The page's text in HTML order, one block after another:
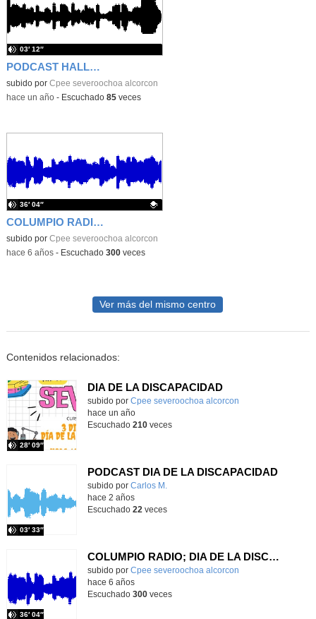
PODCAST HALLOWEEN 2024
subido por Cpee severoochoa alcorcon
03′ 12″
-hace un año- Escuchado 85veces
COLUMPIO RADIO; DIA DE LA DISCAPACIDAD
Contenido educativo.
subido por Cpee severoochoa alcorcon
36′ 04″
-hace 6 años- Escuchado 300veces
Ver más del mismo centro
Contenidos relacionados:
DIA DE LA DISCAPACIDAD
subido por Cpee severoochoa alcorcon
28′ 09″
hace un año
Escuchado 210veces
PODCAST DIA DE LA DISCAPACIDAD
Contenido educativo.
subido por Carlos M.
03′ 33″
hace 2 años
Escuchado 22 veces
COLUMPIO RADIO; DIA DE LA DISCAPACIDAD
Contenido educativo.
subido por Cpee severoochoa alcorcon
36′ 04″
hace 6 años
Escuchado 300veces